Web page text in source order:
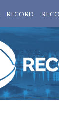
RECORD